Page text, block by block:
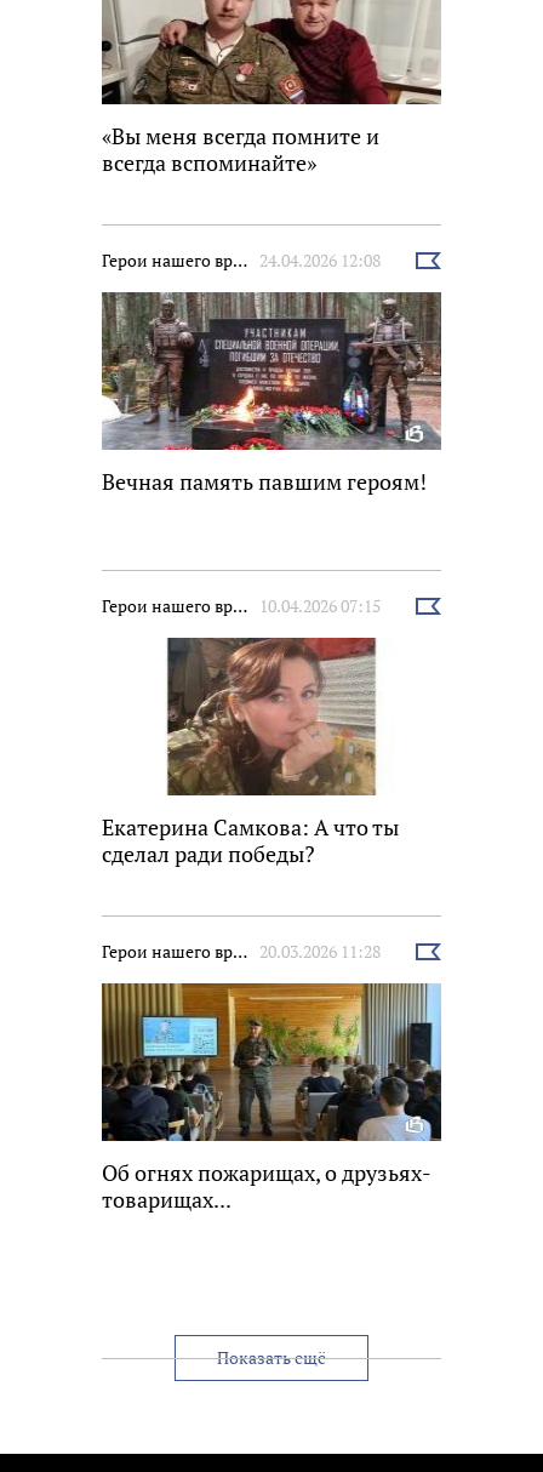
«Вы меня всегда помните и
всегда вспоминайте»
Герои нашего времени 24.04.2026 12:08
Выбрать
Вечная память павшим героям!
Герои нашего времени 10.04.2026 07:15
Выбрать
Екатерина Самкова: А что ты
сделал ради победы?
Герои нашего времени 20.03.2026 11:28
Выбрать
Об огнях ­пожарищах, о друзьях­
товарищах...